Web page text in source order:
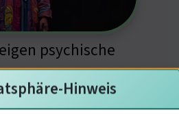
psychische
gesehen,
entscheidend
Hinweis